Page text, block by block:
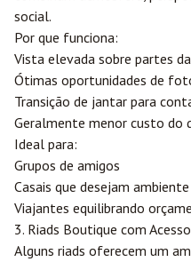
social.
Por que funciona:
Vista elevada sobre partes
Ótimas oportunidades de
Transição de jantar para
Geralmente menor custo do
Ideal para:
Grupos de amigos
Casais que desejam
Viajantes equilibrando
3. Riads Boutique com
Alguns riads oferecem um